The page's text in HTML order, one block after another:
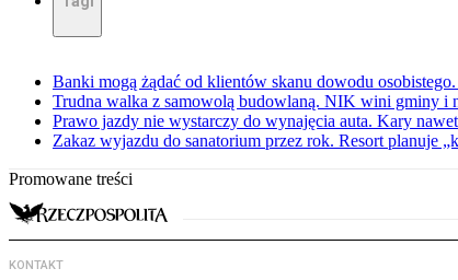
Banki mogą żądać od klientów skanu dowodu
Trudna walka z samowolą budowlaną. NIK wini gminy i
Prawo jazdy nie wystarczy do wynajęcia auta. Kary
Zakaz wyjazdu do sanatorium przez rok. Resort planuje
Promowane treści
KONTAKT